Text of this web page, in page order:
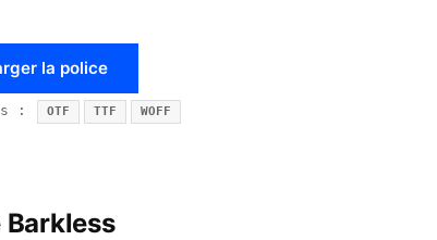
la police
: OTF TTF WOFF